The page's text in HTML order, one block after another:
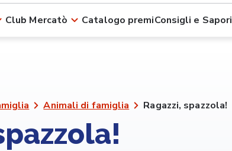
Club Mercatò Catalogo premiConsigli e Sapori
Animali di famiglia Ragazzi, spazzola!